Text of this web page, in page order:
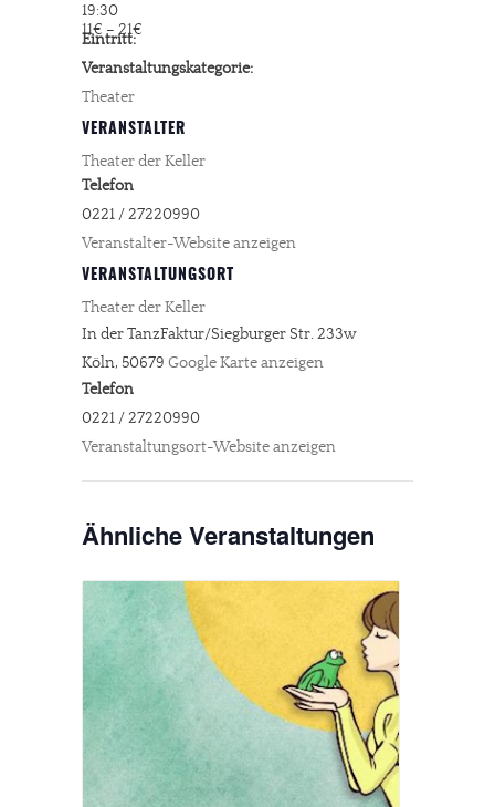
19:30
Eintritt:
11€ – 21€
Veranstaltungskategorie:
Theater
VERANSTALTUNGSORT
Theater der Keller
In der TanzFaktur/Siegburger Str. 233w
Köln, 50679 Google Karte anzeigen
Telefon
0221 / 27220990
Veranstaltungsort-Website anzeigen
VERANSTALTER
Theater der Keller
Telefon
0221 / 27220990
Veranstalter-Website anzeigen
Ähnliche Veranstaltungen